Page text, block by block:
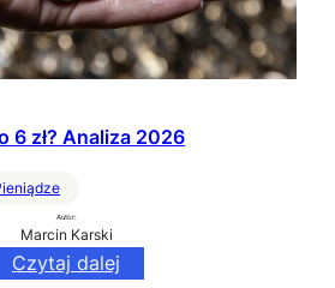
6 zł? Analiza 2026
Autor:
Marcin Karski
Czytaj dalej